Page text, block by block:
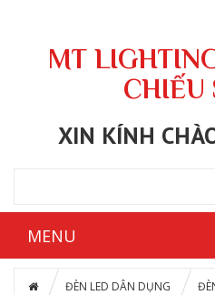
MT
CHIẾU
XIN KÍNH
MENU
ĐÈN LED DÂN DỤNG